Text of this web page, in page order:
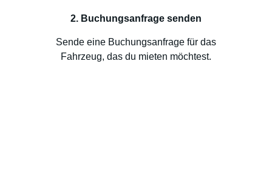
2. Buchungsanfrage senden
Sende eine Buchungsanfrage für das
Fahrzeug, das du mieten möchtest.